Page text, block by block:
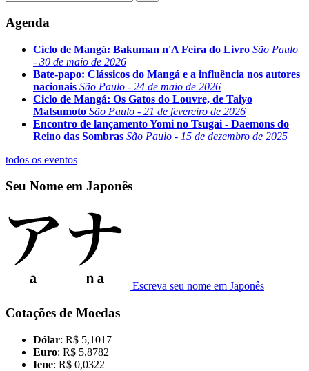
Agenda
Ciclo de Mangá: Bakuman n'A Feira do Livro São Paulo
- 30 de maio de 2026
Bate-papo: Clássicos do Mangá e a influência nos autores
nacionais São Paulo - 24 de maio de 2026
Ciclo de Mangá: Os Gatos do Louvre, de Taiyo
Matsumoto São Paulo - 21 de fevereiro de 2026
Encontro de lançamento Yomi no Tsugai - Daemons do
Reino das Sombras São Paulo - 15 de dezembro de 2025
todos os eventos
Seu Nome em Japonês
Escreva seu nome em Japonês
Cotações de Moedas
Dólar: R$ 5,1017
Euro: R$ 5,8782
Iene: R$ 0,0322